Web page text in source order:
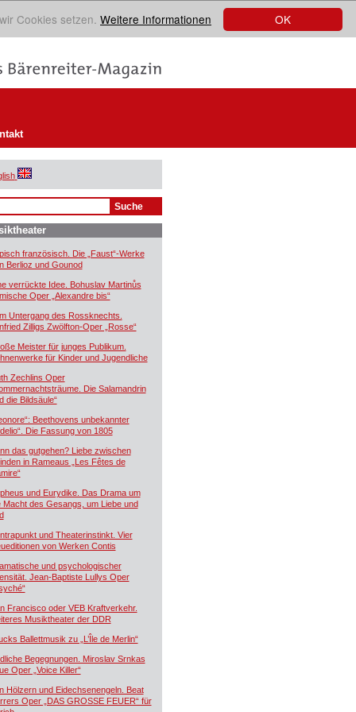
OK
Cookies setzen. Weitere Informationen
französisch. Die „Faust“-Werke
Berlioz und Gounod
verrückte Idee. Bohuslav Martinůs
Oper „Alexandre bis“
Untergang des Rossknechts.
Zilligs Zwölfton-Oper „Rosse“
Meister für junges Publikum.
für Kinder und Jugendliche
Zechlins Oper
Die Salamandrin
die Bildsäule“
Beethovens unbekannter
Die Fassung von 1805
das gutgehen? Liebe zwischen
in Rameaus „Les Fêtes de
und Eurydike. Das Drama um
Macht des Gesangs, um Liebe und
und Theaterinstinkt. Vier
von Werken Contis
und psychologischer
Jean-Baptiste Lullys Oper
Francisco oder VEB Kraftverkehr.
Musiktheater der DDR
Ballettmusik zu „L’Île de Merlin“
Begegnungen. Miroslav Srnkas
Oper „Voice Killer“
Hölzern und Eidechsenengeln. Beat
Oper „DAS GROSSE FEUER“ für